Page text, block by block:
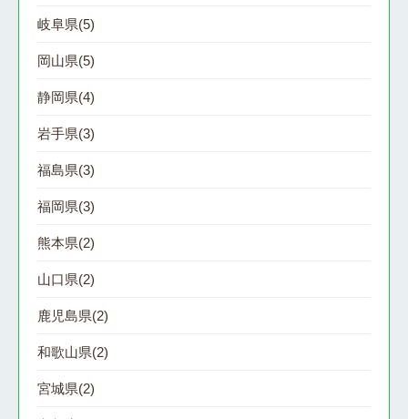
岐阜県(5)
岡山県(5)
静岡県(4)
岩手県(3)
福島県(3)
福岡県(3)
熊本県(2)
山口県(2)
鹿児島県(2)
和歌山県(2)
宮城県(2)